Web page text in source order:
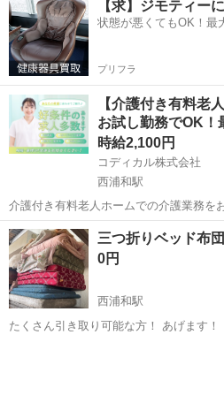
【求】ジモティー
状態が悪くてもOK！最
プリフラ
【介護付き有料老
お試し勤務でOK
時給2,100円
コディカル株式会社
西浦和駅
介護付き有料老人ホームでの介護業務
って業務内容の詳細は異なります。 【業務内容の一例】 ■食事介助 ■
入浴介助 ■排せつ介助 ■生活援助 ■レク
等 「聞いていた...
埼玉 さいたま市 西浦和駅 看
三つ折りベッド布
0円
西浦和駅
たくさん引き取り可能な方！ あげます！